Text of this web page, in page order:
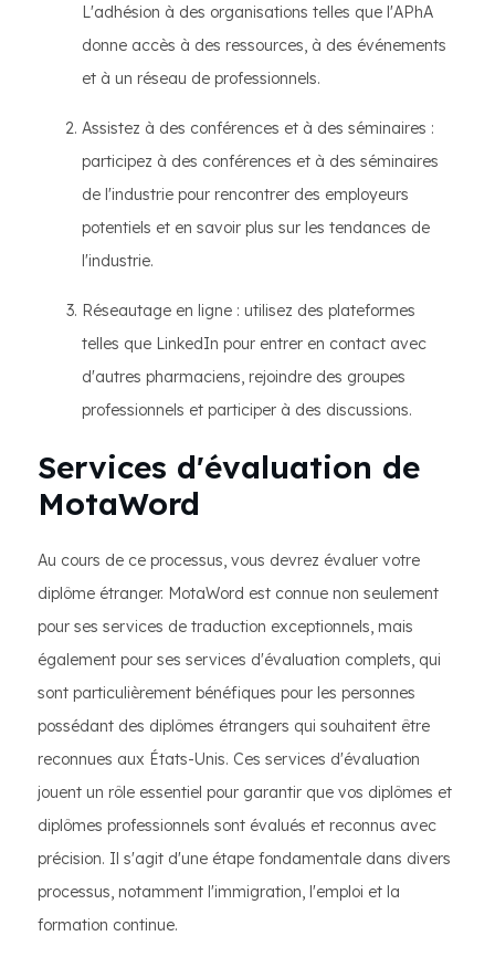
L'adhésion à des organisations telles que l'APhA
donne accès à des ressources, à des événements
et à un réseau de professionnels.
Assistez à des conférences et à des séminaires :
participez à des conférences et à des séminaires
de l'industrie pour rencontrer des employeurs
potentiels et en savoir plus sur les tendances de
l'industrie.
Réseautage en ligne : utilisez des plateformes
telles que LinkedIn pour entrer en contact avec
d'autres pharmaciens, rejoindre des groupes
professionnels et participer à des discussions.
Services d'évaluation de
MotaWord
Au cours de ce processus, vous devrez évaluer votre
diplôme étranger. MotaWord est connue non seulement
pour ses services de traduction exceptionnels, mais
également pour ses services d'évaluation complets, qui
sont particulièrement bénéfiques pour les personnes
possédant des diplômes étrangers qui souhaitent être
reconnues aux États-Unis. Ces services d'évaluation
jouent un rôle essentiel pour garantir que vos diplômes et
diplômes professionnels sont évalués et reconnus avec
précision. Il s'agit d'une étape fondamentale dans divers
processus, notamment l'immigration, l'emploi et la
formation continue.